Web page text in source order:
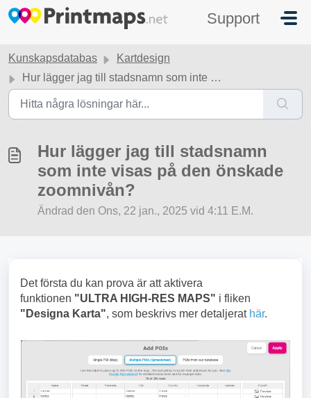
Hoppa över till huvudinnehåll
Support
Kunskapsdatabas
Kartdesign
Hur lägger jag till stadsnamn som inte visas på den önskade zoomnivån?
Hur lägger jag till stadsnamn
som inte visas på den önskade
zoomnivån?
Ändrad den Ons, 22 jan., 2025 vid 4:11 E.M.
Det första du kan prova är att aktivera
funktionen "ULTRA HIGH-RES MAPS" i fliken
"Designa Karta", som beskrivs mer detaljerat här.